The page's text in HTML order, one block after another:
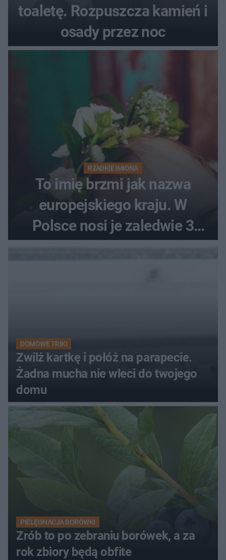
toaletę. Rozpuszcza kamień i
osady przez noc
RZADKIE IMIONA
To imię brzmi jak nazwa
europejskiego kraju. W
Polsce nosi je zaledwie 3
DOMOWE TRIKI
Zwilż kartkę i połóż na parapecie.
Żadna mucha nie wleci do twojego
domu
PIELĘGNACJA BORÓWKI
Zrób to po zebraniu borówek, a za
rok zbiory będą obfite